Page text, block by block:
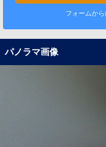
フォームから
パノラマ画像